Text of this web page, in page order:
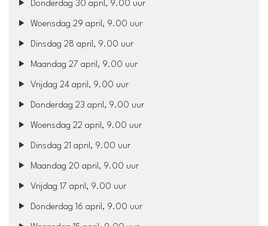
Donderdag 30 april, 9.00 uur
Woensdag 29 april, 9.00 uur
Dinsdag 28 april, 9.00 uur
Maandag 27 april, 9.00 uur
Vrijdag 24 april, 9.00 uur
Donderdag 23 april, 9.00 uur
Woensdag 22 april, 9.00 uur
Dinsdag 21 april, 9.00 uur
Maandag 20 april, 9.00 uur
Vrijdag 17 april, 9.00 uur
Donderdag 16 april, 9.00 uur